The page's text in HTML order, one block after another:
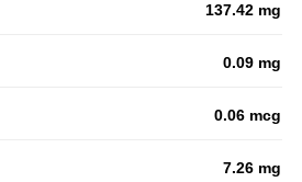
137.42 mg
0.09 mg
0.06 mcg
7.26 mg